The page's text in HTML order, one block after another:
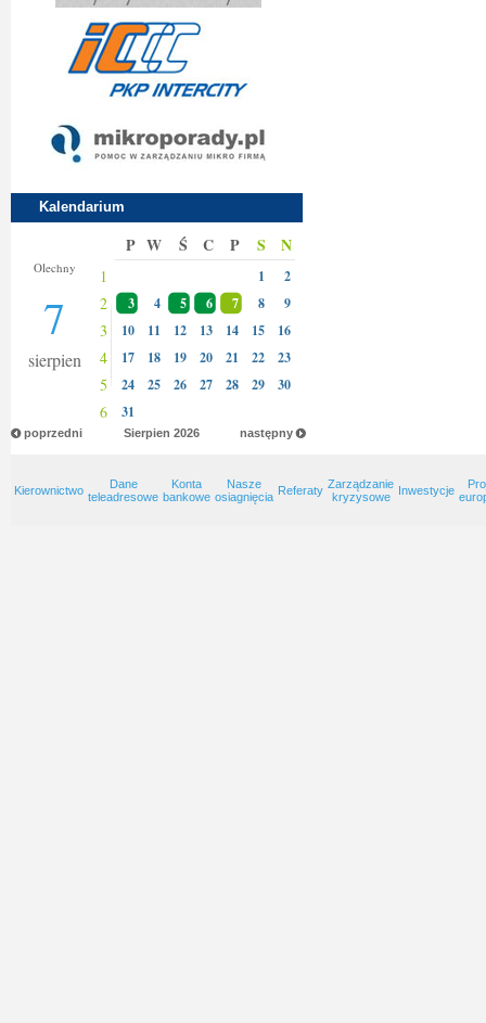
Kalendarium
Olechny
7
sierpien
P W Ś C P S N
1 1 2
2 3 4 5 6 7 8 9
3 10 11 12 13 14 15 16
4 17 18 19 20 21 22 23
5 24 25 26 27 28 29 30
6 31
poprzedni następny
Sierpien 2026
Kierownictwo
Dane
teleadresowe
Konta
bankowe
Nasze
osiagnięcia Referaty Zarządzanie
kryzysowe
Inwestycje